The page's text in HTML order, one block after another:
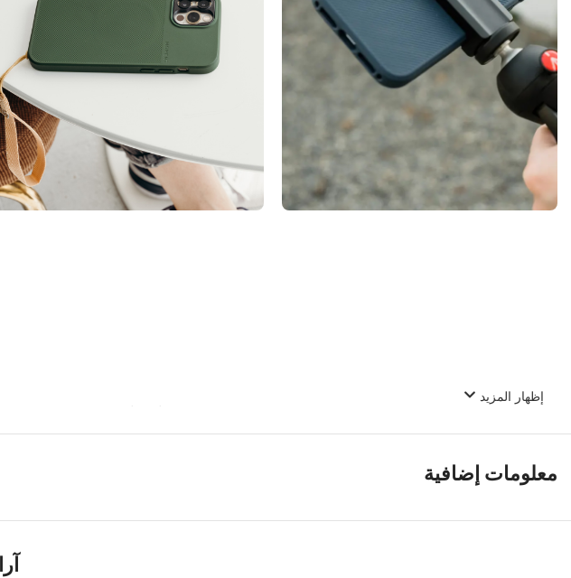
for drops up to 6 feet, these cases include additional internal shock-absorbing geometry to protect
during an impact. We even leave room for you to apply a screen protector, giving you that extra
إظهار المزيد
معلومات إضافية